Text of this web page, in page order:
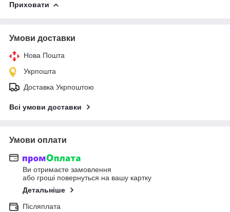
Приховати
Умови доставки
Нова Пошта
Укрпошта
Доставка Укрпоштою
Всі умови доставки
Умови оплати
Ви отримаєте замовлення
або гроші повернуться на вашу картку
Детальніше
Післяплата